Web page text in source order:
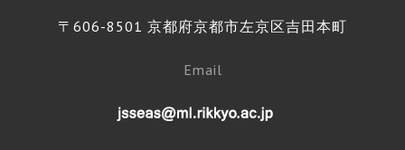
〒606-8501 京都府京都市左京区吉田本町
Email